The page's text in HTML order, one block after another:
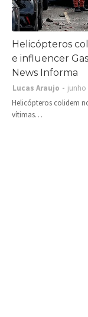
Helicópteros
e influencer
News Informa
Lucas Araujo
junho
Helicópteros colidem
vítimas…